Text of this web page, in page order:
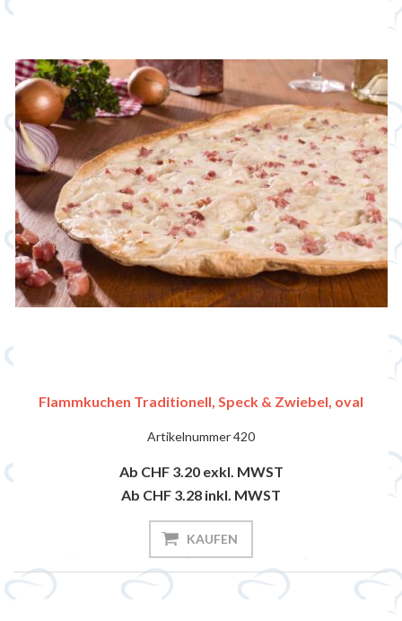
Flammkuchen Traditionell, Speck & Zwiebel, oval
Artikelnummer420
Ab CHF 3.20 exkl. MWST
Ab CHF 3.28 inkl. MWST
KAUFEN